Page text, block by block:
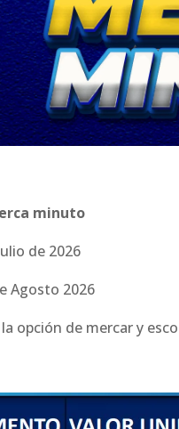
minuto
de 2026
Agosto 2026
opción de mercar y